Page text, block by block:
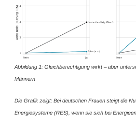
Abbildung 1: Gleichberechtigung wirkt – aber
Männern
Die Grafik zeigt: Bei deutschen Frauen steigt die
Energiesysteme (RES), wenn sie sich bei